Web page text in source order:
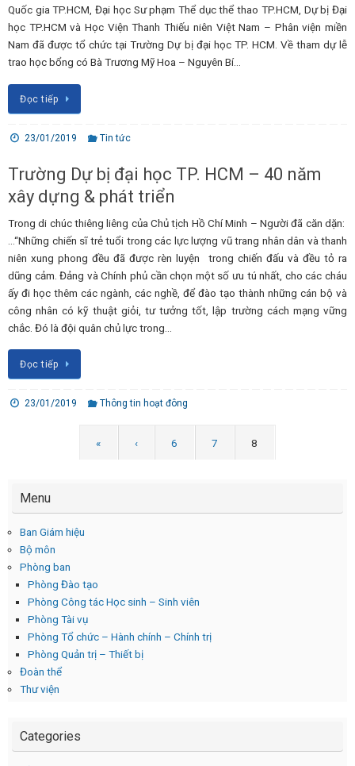
Quốc gia TP.HCM, Đại học Sư phạm Thể dục thể thao TP.HCM, Dự bị Đại
học TP.HCM và Học Viện Thanh Thiếu niên Việt Nam – Phân viện miền
Nam đã được tổ chức tại Trường Dự bị đại học TP. HCM. Về tham dự lễ
trao học bổng có Bà Trương Mỹ Hoa – Nguyên Bí…
Đọc tiếp
23/01/2019 Tin tức
Trường Dự bị đại học TP. HCM – 40 năm
xây dựng & phát triển
Trong di chúc thiêng liêng của Chủ tịch Hồ Chí Minh – Người đã căn dặn:
…“Những chiến sĩ trẻ tuổi trong các lực lượng vũ trang nhân dân và thanh
niên xung phong đều đã được rèn luyện trong chiến đấu và đều tỏ ra
dũng cảm. Đảng và Chính phủ cần chọn một số ưu tú nhất, cho các cháu
ấy đi học thêm các ngành, các nghề, để đào tạo thành những cán bộ và
công nhân có kỹ thuật giỏi, tư tưởng tốt, lập trường cách mạng vững
chắc. Đó là đội quân chủ lực trong…
Đọc tiếp
23/01/2019 Thông tin hoạt đông
« ‹ 6 7 8
Menu
Ban Giám hiệu
Bộ môn
Phòng ban
Phòng Đào tạo
Phòng Công tác Học sinh – Sinh viên
Phòng Tài vụ
Phòng Tổ chức – Hành chính – Chính trị
Phòng Quản trị – Thiết bị
Đoàn thể
Thư viện
Categories